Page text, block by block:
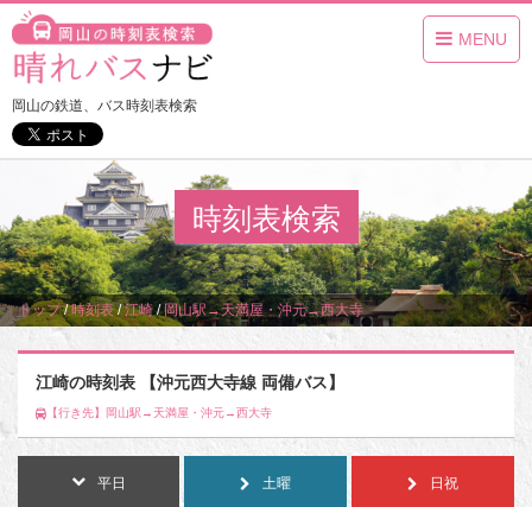
MENU
岡山の鉄道、バス時刻表検索
時刻表検索
トップ/時刻表/江崎/岡山駅→天満屋・沖元→西大寺
江崎の時刻表 【沖元西大寺線 両備バス】
【行き先】岡山駅→天満屋・沖元→西大寺
平日 土曜 日祝